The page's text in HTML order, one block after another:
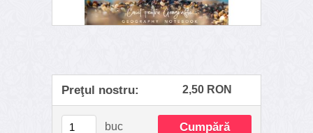
Preţul nostru: 2,50 RON
buc